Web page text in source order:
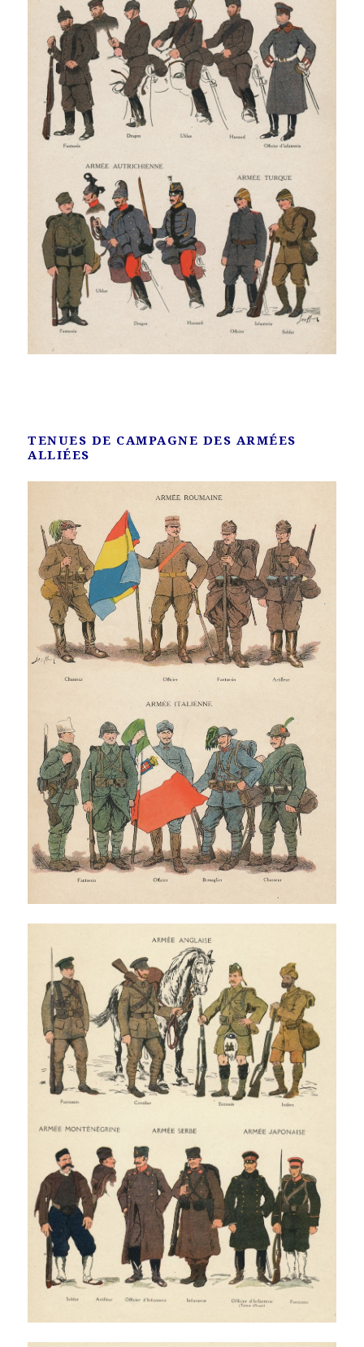
TENUES DE CAMPAGNE DES ARMÉES
ALLIÉES